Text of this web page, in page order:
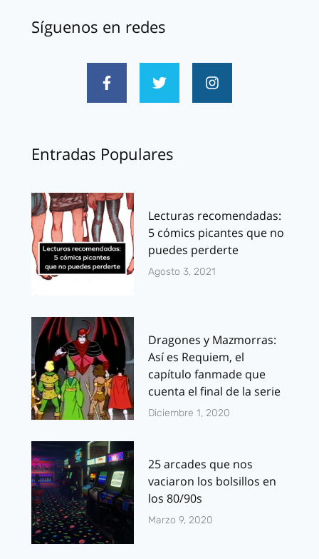
Síguenos en redes
Entradas Populares
Lecturas recomendadas:
5 cómics picantes que no
puedes perderte
Agosto 3, 2021
Dragones y Mazmorras:
Así es Requiem, el
capítulo fanmade que
cuenta el final de la serie
Diciembre 1, 2020
25 arcades que nos
vaciaron los bolsillos en
los 80/90s
Marzo 9, 2020